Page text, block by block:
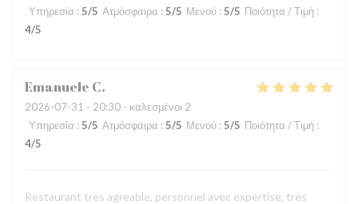
Υπηρεσία : 5/5 Ατμόσφαιρα : 5/5 Μενού : 5/5 Ποιότητα / Τιμή :
4/5
Emanuele C
2026-07-31 - 20:30 - καλεσμένοι 2
Υπηρεσία : 5/5 Ατμόσφαιρα : 5/5 Μενού : 5/5 Ποιότητα / Τιμή :
4/5
Restaurant tres agreable, personnel avec expertise, tres